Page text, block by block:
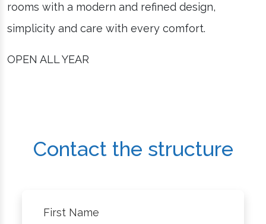
rooms with a modern and refined design,
simplicity and care with every comfort.
OPEN ALL YEAR
Contact the structure
First Name